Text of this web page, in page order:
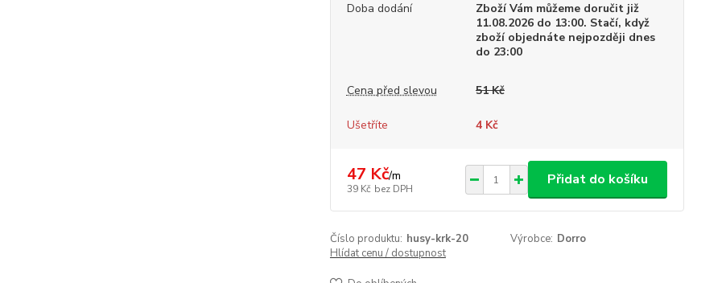
Doba dodání
Zboží Vám můžeme doručit již
11.08.2026 do 13:00. Stačí, když
zboží objednáte nejpozději dnes
do 23:00
Cena před slevou 51 Kč
Ušetříte 4 Kč
47 Kč/m
39 Kč bez DPH
Přidat do košíku
Číslo produktu: husy-krk-20 Výrobce: Dorro
Hlídat cenu / dostupnost